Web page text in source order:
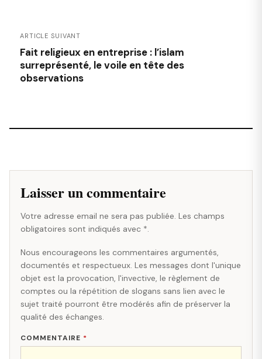
ARTICLE SUIVANT
Fait religieux en entreprise : l’islam
surreprésenté, le voile en tête des
observations
Laisser un commentaire
Votre adresse email ne sera pas publiée. Les champs
obligatoires sont indiqués avec *.
Nous encourageons les commentaires argumentés,
documentés et respectueux. Les messages dont l'unique
objet est la provocation, l'invective, le règlement de
comptes ou la répétition de slogans sans lien avec le
sujet traité pourront être modérés afin de préserver la
qualité des échanges.
COMMENTAIRE *